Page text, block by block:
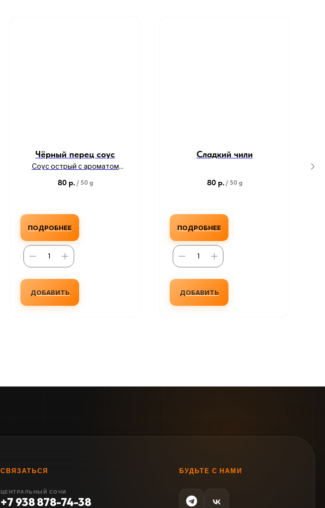
Чёрный перец соус
Соус острый с ароматом
80 р. / 50 g
ПОДРОБНЕЕ
ДОБАВИТЬ
Сладкий чили
80 р. / 50 g
ПОДРОБНЕЕ
ДОБАВИТЬ
СВЯЗАТЬСЯ
ЦЕНТРАЛЬНЫЙ СОЧИ
+7 938 878-74-38
БУДЬТЕ С НАМИ